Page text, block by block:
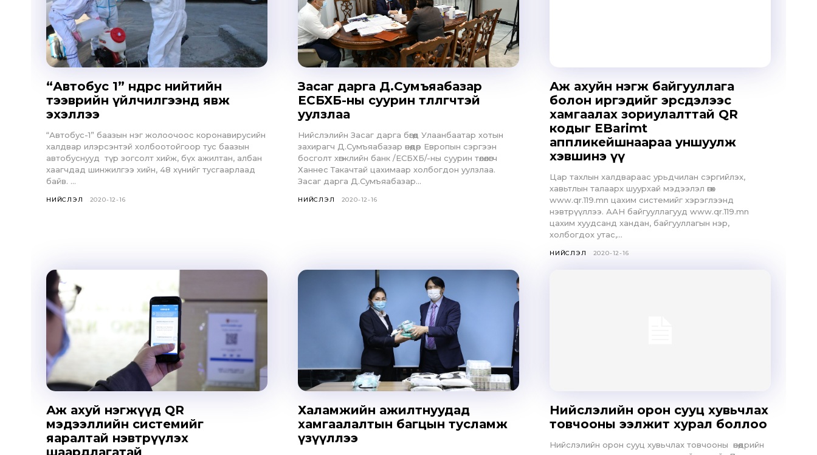
“Автобус 1” өнөөдрөөс нийтийн
тээврийн үйлчилгээнд явж
эхэллээ
“Автобус-1” баазын нэг жолоочоос коронавирусийн
халдвар илэрсэнтэй холбоотойгоор тус баазын
автобуснууд түр зогсолт хийж, бүх ажилтан, албан
хаагчдад шинжилгээ хийн, 48 хүнийг тусгаарлаад
байв. ...
НИЙСЛЭЛ 2020-12-16
Засаг дарга Д.Сумъяабазар
ЕСБХБ-ны суурин төлөөлөгчтэй
уулзлаа
Нийслэлийн Засаг дарга бөгөөд Улаанбаатар хотын
захирагч Д.Сумъяабазар өнөөдөр Европын сэргээн
босголт хөгжлийн банк /ЕСБХБ/-ны суурин төлөөлөгч
Ханнес Такачтай цахимаар холбогдон уулзлаа.
Засаг дарга Д.Сумъяабазар...
НИЙСЛЭЛ 2020-12-16
Аж ахуйн нэгж байгууллага
болон иргэдийг эрсдэлээс
хамгаалах зориулалттай QR
кодыг EBarimt
аппликейшнаараа уншуулж
хэвшинэ үү
Цар тахлын халдвараас урьдчилан сэргийлэх,
хавьтлын талаарх шуурхай мэдээлэл өгөх
www.qr.119.mn цахим системийг хэрэглээнд
нэвтрүүллээ. ААН байгууллагууд www.qr.119.mn
цахим хуудсанд хандан, байгууллагын нэр,
холбогдох утас,...
НИЙСЛЭЛ 2020-12-16
Аж ахуй нэгжүүд QR
мэдээллийн системийг
яаралтай нэвтрүүлэх
шаардлагатай
Халамжийн ажилтнуудад
хамгаалалтын багцын тусламж
үзүүллээ
Нийслэлийн орон сууц хувьчлах
товчооны ээлжит хурал боллоо
Нийслэлийн орон сууц хувьчлах товчооны өнөөдрийн